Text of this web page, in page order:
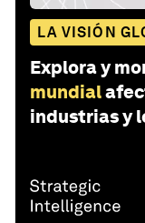
LA VISIÓN
Explora y
mundial
industrias y